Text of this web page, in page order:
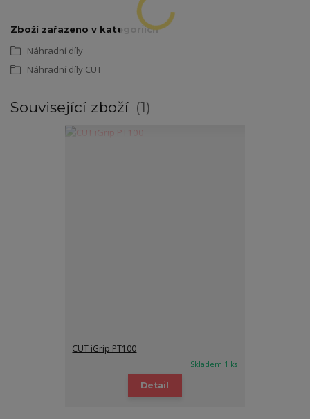
Zboží zařazeno v kategoriích
Náhradní díly
Náhradní díly CUT
Související zboží 1
CUT iGrip PT100
Skladem 1 ks
Detail